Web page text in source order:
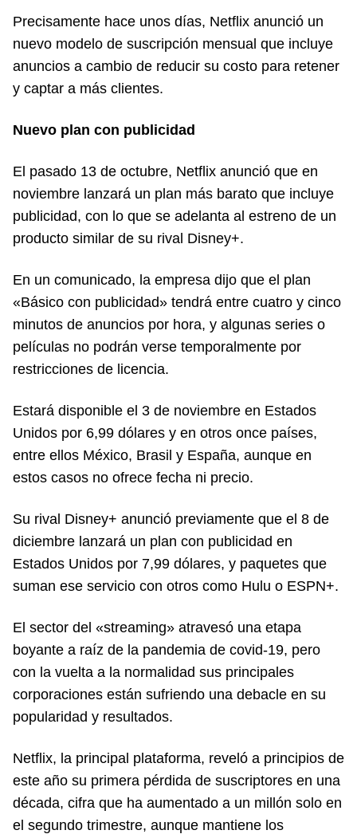
Precisamente hace unos días, Netflix anunció un
nuevo modelo de suscripción mensual que incluye
anuncios a cambio de reducir su costo para retener
y captar a más clientes.
Nuevo plan con publicidad
El pasado 13 de octubre, Netflix anunció que en
noviembre lanzará un plan más barato que incluye
publicidad, con lo que se adelanta al estreno de un
producto similar de su rival Disney+.
En un comunicado, la empresa dijo que el plan
«Básico con publicidad» tendrá entre cuatro y cinco
minutos de anuncios por hora, y algunas series o
películas no podrán verse temporalmente por
restricciones de licencia.
Estará disponible el 3 de noviembre en Estados
Unidos por 6,99 dólares y en otros once países,
entre ellos México, Brasil y España, aunque en
estos casos no ofrece fecha ni precio.
Su rival Disney+ anunció previamente que el 8 de
diciembre lanzará un plan con publicidad en
Estados Unidos por 7,99 dólares, y paquetes que
suman ese servicio con otros como Hulu o ESPN+.
El sector del «streaming» atravesó una etapa
boyante a raíz de la pandemia de covid-19, pero
con la vuelta a la normalidad sus principales
corporaciones están sufriendo una debacle en su
popularidad y resultados.
Netflix, la principal plataforma, reveló a principios de
este año su primera pérdida de suscriptores en una
década, cifra que ha aumentado a un millón solo en
el segundo trimestre, aunque mantiene los